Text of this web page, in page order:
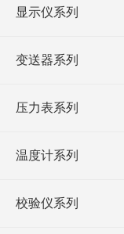
显示仪系列
变送器系列
压力表系列
温度计系列
校验仪系列